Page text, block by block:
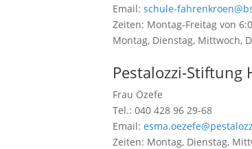
Email: schule-
Zeiten: Montag-Freitag von
Montag, Dienstag, Mittwoch,
Pestalozzi-Stiftung
Frau Özefe
Tel.: 040 428 96 29-68
Email:
Zeiten: Montag, Dienstag,